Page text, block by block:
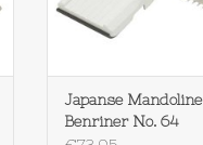
Japanse Mandoline
Benriner No. 64